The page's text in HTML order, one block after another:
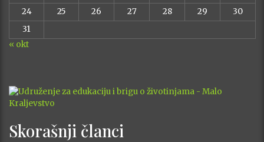
24
25 26 27 28 29
30
31
« okt
Skorašnji članci